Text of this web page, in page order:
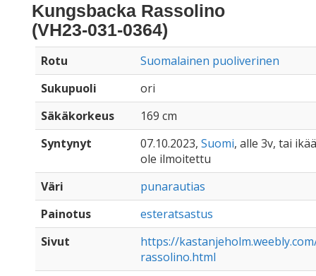
Kungsbacka Rassolino
(VH23-031-0364)
Rotu
Suomalainen puoliverinen
Sukupuoli
ori
Säkäkorkeus
169 cm
Syntynyt
07.10.2023, Suomi, alle 3v, tai
ole ilmoitettu
Väri
punarautias
Painotus
esteratsastus
Sivut
https://
rassolino.html